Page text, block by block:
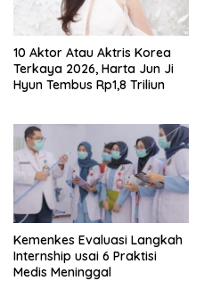
10 Aktor Atau Aktris Korea
Terkaya 2026, Harta Jun Ji
Hyun Tembus Rp1,8 Triliun
Kemenkes Evaluasi Langkah
Internship usai 6 Praktisi
Medis Meninggal